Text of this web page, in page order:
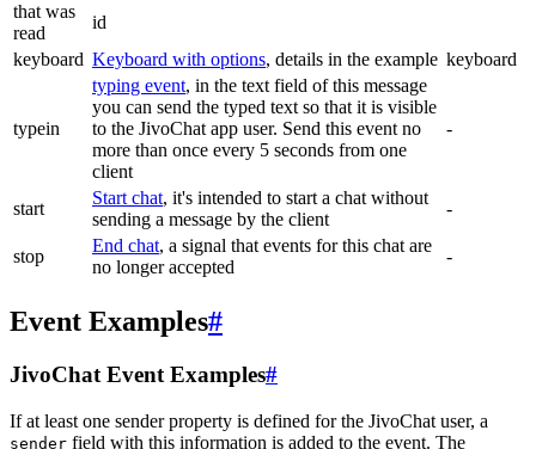
that was
read
id
keyboard Keyboard with options, details in the example keyboard
typein
typing event, in the text field of this message
you can send the typed text so that it is visible
to the JivoChat app user. Send this event no
more than once every 5 seconds from one
client
-
start
Start chat, it's intended to start a chat without
sending a message by the client
-
stop
End chat, a signal that events for this chat are
no longer accepted
-
Event Examples#
JivoChat Event Examples#
If at least one sender property is defined for the JivoChat user, a
sender field with this information is added to the event. The